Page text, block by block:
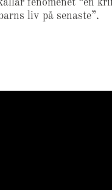
fenomenet “en
liv på senaste”.